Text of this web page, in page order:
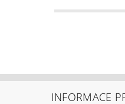
INFORMACE